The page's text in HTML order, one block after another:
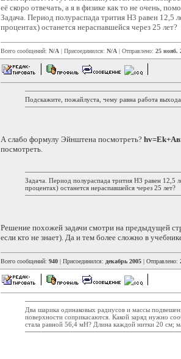
её скоро отвечать, а я в физике как то не очень,
Задача. Период полураспада трития Н3 равен 12,5
процентах) останется нераспавшейся через 25 лет?
Всего сообщений: N/A | Присоединился: N/A | Отправлено: 25 нояб.
Подскажите, пожайлуста, чему равна работа
А слабо формулу Эйнштена посмотреть?
посмотреть.
Задача. Период полураспада трития Н3 равен 12,5
процентах) останется нераспавшейся через 25 лет?
Решение похожей задачи смотри на предыдущей
если кто не знает). Да и тем более сложно в
Всего сообщений: 940 | Присоединился: декабрь 2005 | Отправлено:
Два шарика одинаковых радиусов и массы
поверхности соприкасаются. Какой заряд нужно
стала равной 56,4 мН? Длина каждой нитки 20 см;